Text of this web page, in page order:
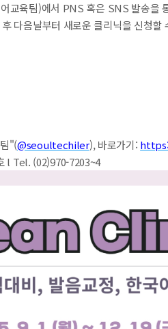
교육팀)에서 PNS 혹은 SNS 발송을
다음날부터 새로운 클리닉을 신청
"(@seoultechiler), 바로가기:
l Tel. (02)970-7203~4